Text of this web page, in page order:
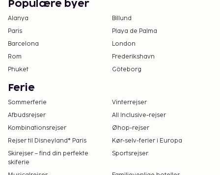
Populære byer
Alanya
Billund
Paris
Playa de Palma
Barcelona
London
Rom
Frederikshavn
Phuket
Göteborg
Ferie
Sommerferie
Vinterrejser
Afbudsrejser
All Inclusive-rejser
Kombinationsrejser
Øhop-rejser
Rejser til Disneyland® Paris
Kør-selv-ferier i Europa
Skirejser – find din perfekte
skiferie
Sportsrejser